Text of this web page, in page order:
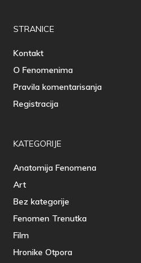
STRANICE
Kontakt
O Fenomenima
Pravila komentarisanja
Registracija
KATEGORIJE
Anatomija Fenomena
Art
Bez kategorije
Fenomen Trenutka
Film
Hronike Otpora